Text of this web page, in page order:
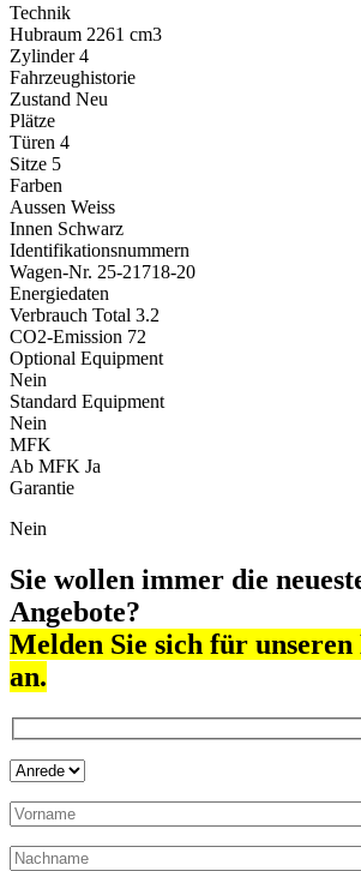
Technik
Hubraum 2261 cm3
Zylinder4
Fahrzeughistorie
Zustand Neu
Plätze
Türen 4
Sitze 5
Farben
Aussen Weiss
Innen Schwarz
Identifikationsnummern
Wagen-Nr. 25-21718-20
Energiedaten
Verbrauch Total 3.2
CO2-Emission 72
Optional Equipment
Nein
Standard Equipment
Nein
MFK
Ab MFK Ja
Garantie
Nein
Sie wollen immer die
Angebote?
Melden Sie sich für
an.